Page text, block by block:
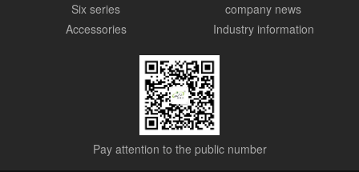
Six series
Accessories
company news
Industry information
Pay attention to the public number